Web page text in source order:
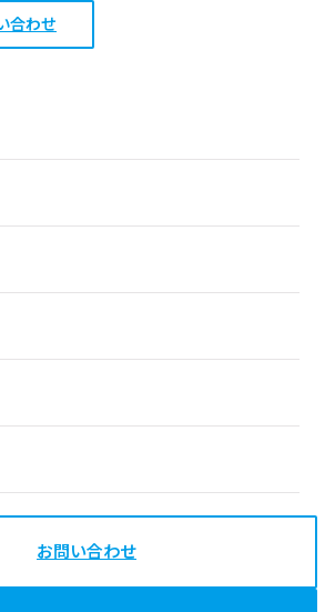
合わせ
お問い合わせ
Automate社内活
料